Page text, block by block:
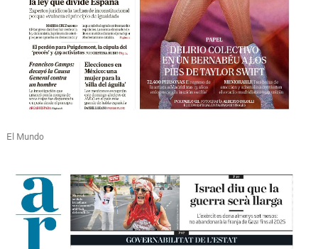
El Mundo